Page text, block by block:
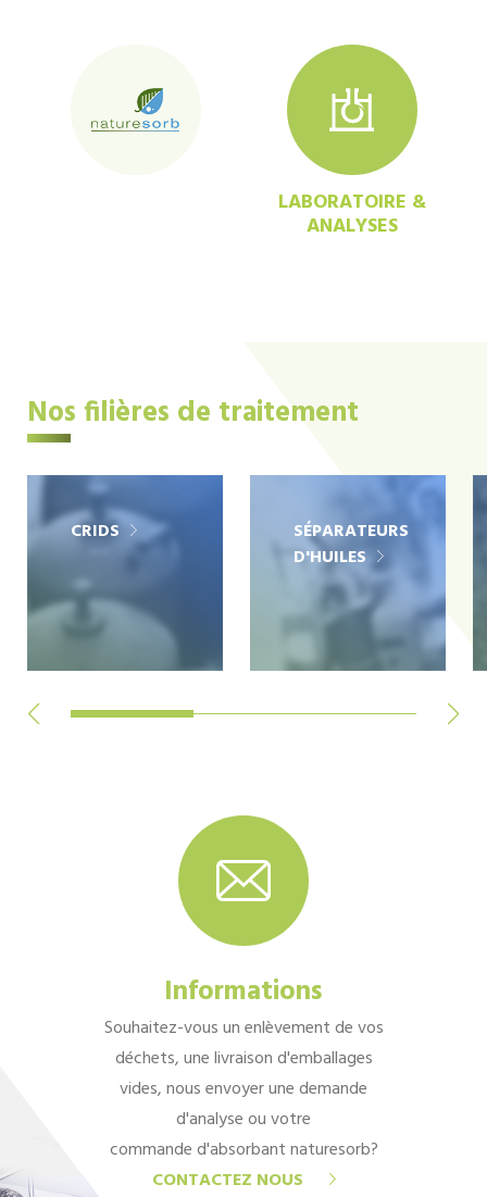
LABORATOIRE &
ANALYSES
Nos filières de traitement
CRIDS
SÉPARATEURS
D'HUILES
Informations
Souhaitez-vous un enlèvement de vos
déchets, une livraison d'emballages
vides, nous envoyer une demande
d'analyse ou votre
commande d'absorbant naturesorb?
CONTACTEZ NOUS